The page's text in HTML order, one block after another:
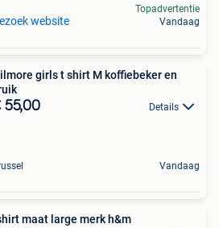
website
Topadvertentie
Vandaag
girls t shirt M koffiebeker en
55,00 Details
Vandaag
maat large merk h&m